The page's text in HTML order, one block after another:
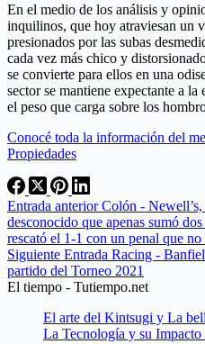
En el medio de los análisis y
inquilinos, que hoy atraviesan un
presionados por las subas
cada vez más chico y
se convierte para ellos en una
sector se mantiene expectante a
el peso que carga sobre los
Conocé toda la información del
Propiedades
Entrada anteriorColón -
desconocido que apenas sumó
rescató el 1-1 con un penal que no
Siguiente Entrada Racing -
partido del Torneo 2021
El tiempo - Tutiempo.net
El arte del Kintsugi y La
La Tecnología y su